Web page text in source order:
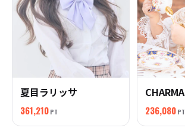
夏目ラリッサ
361,210 PT
CHARMA
236,080 PT